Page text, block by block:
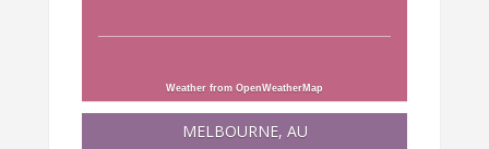
Weather from OpenWeatherMap
MELBOURNE, AU